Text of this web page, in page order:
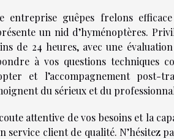
entreprise guêpes frelons
un nid d’hyménoptères.
de 24 heures, avec une
à vos questions techniques
et l’accompagnement post-
du sérieux et du
attentive de vos besoins et la
service client de qualité. N’hésitez